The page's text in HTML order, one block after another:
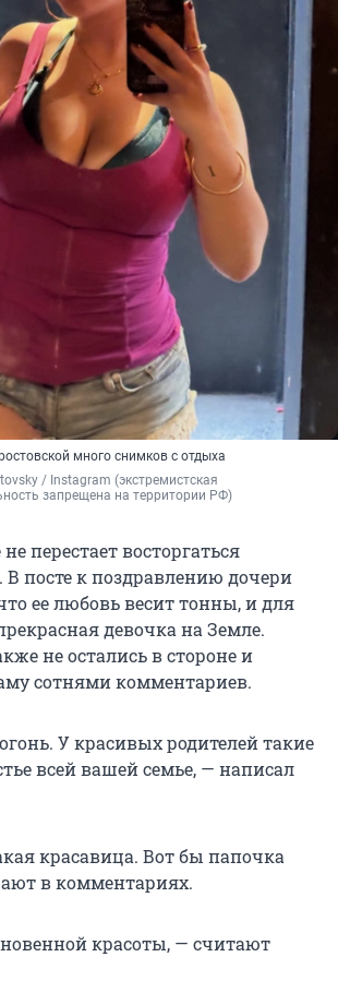
много снимков с отдыха
/ Instagram (экстремистская
запрещена на территории РФ)
перестает восторгаться
посте к поздравлению дочери
ее любовь весит тонны, и для
девочка на Земле.
не остались в стороне и
сотнями комментариев.
У красивых родителей такие
всей вашей семье, — написал
красавица. Вот бы папочка
в комментариях.
красоты, — считают